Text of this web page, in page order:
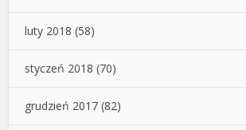
luty 2018 (58)
styczeń 2018 (70)
grudzień 2017 (82)